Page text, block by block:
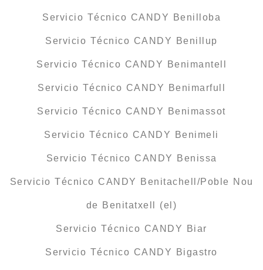
Servicio Técnico CANDY Benilloba
Servicio Técnico CANDY Benillup
Servicio Técnico CANDY Benimantell
Servicio Técnico CANDY Benimarfull
Servicio Técnico CANDY Benimassot
Servicio Técnico CANDY Benimeli
Servicio Técnico CANDY Benissa
Servicio Técnico CANDY Benitachell/Poble Nou
de Benitatxell (el)
Servicio Técnico CANDY Biar
Servicio Técnico CANDY Bigastro